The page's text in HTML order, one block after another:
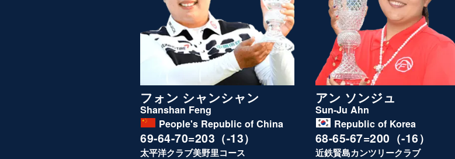
フォン シャンシャン
Shanshan Feng
People's Republic of China
69-64-70=203（-13）
太平洋クラブ美野里コース
アン ソンジュ
Sun-Ju Ahn
Republic of Korea
68-65-67=200（-16）
近鉄賢島カンツリークラブ